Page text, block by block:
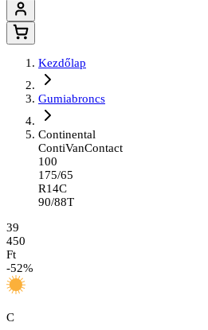
Kezdőlap
Gumiabroncs
Continental
ContiVanContact
100
175/65
R14C
90/88T
39
450
Ft
-52%
C